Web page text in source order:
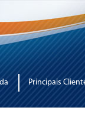
Principais